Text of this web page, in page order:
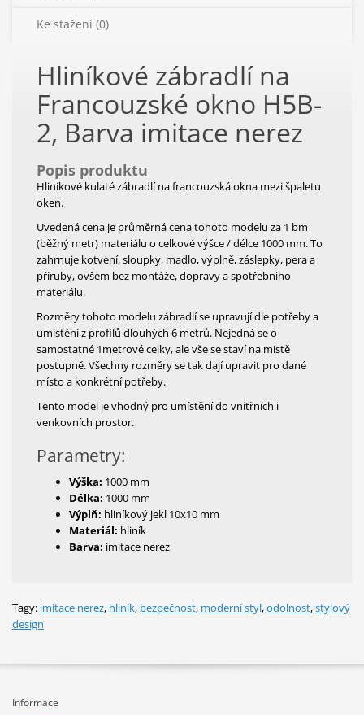
Ke stažení (0)
Hliníkové zábradlí na
Francouzské okno H5B-
2, Barva imitace nerez
Popis produktu
Hliníkové kulaté zábradlí na francouzská okna mezi špaletu
oken.
Uvedená cena je průměrná cena tohoto modelu za 1 bm
(běžný metr) materiálu o celkové výšce / délce 1000 mm. To
zahrnuje kotvení, sloupky, madlo, výplně, záslepky, pera a
příruby, ovšem bez montáže, dopravy a spotřebního
materiálu.
Rozměry tohoto modelu zábradlí se upravují dle potřeby a
umístění z profilů dlouhých 6 metrů. Nejedná se o
samostatné 1metrové celky, ale vše se staví na místě
postupně. Všechny rozměry se tak dají upravit pro dané
místo a konkrétní potřeby.
Tento model je vhodný pro umístění do vnitřních i
venkovních prostor.
Parametry:
Výška: 1000 mm
Délka: 1000 mm
Výplň: hliníkový jekl 10x10 mm
Materiál: hliník
Barva: imitace nerez
Tagy: imitace nerez, hliník, bezpečnost, moderní styl,odolnost,stylový
design
Informace